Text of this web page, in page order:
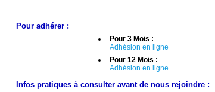
Pour adhérer :
Pour 3 Mois :
Adhésion en ligne
Pour 12 Mois :
Adhésion en ligne
Infos pratiques à consulter avant de nous rejoindre :